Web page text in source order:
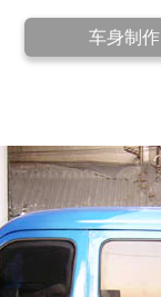
车身制作